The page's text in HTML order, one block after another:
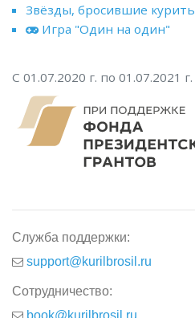
Звёзды, бросившие курить
Игра "Один на один"
С 01.07.2020 г. по 01.07.2021 г.
Служба поддержки:
support@kurilbrosil.ru
Сотрудничество: